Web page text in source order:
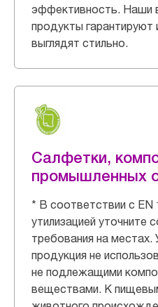
эффективность. Наши
продукты гарантируют
выглядят стильно.
Салфетки,
промышленных
* В соответствии с
утилизацией уточните
требования на
продукция не
не подлежащими
веществами. К